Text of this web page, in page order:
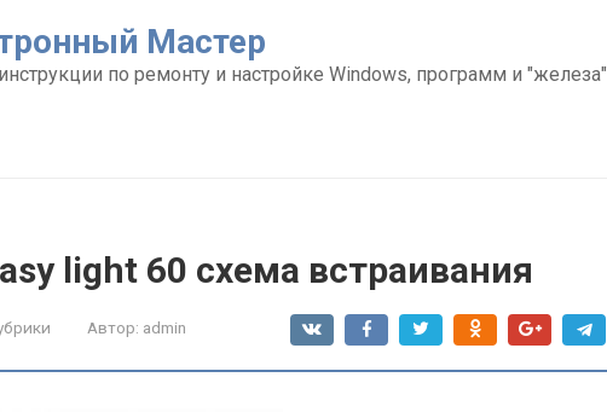
Мастер
по ремонту и настройке Windows, программ и "железа"
light 60 схема встраивания
Автор: admin